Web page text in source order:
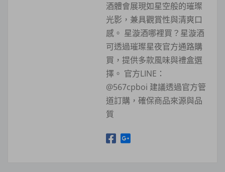
酒體會展現如星空般的璀璨
光影，兼具觀賞性與清爽口
感。 星漩酒哪裡買？星漩酒
可透過璀璨星夜官方通路購
買，提供多款風味與禮盒選
擇。 官方LINE：
@567cpboi 建議透過官方管
道訂購，確保商品來源與品
質